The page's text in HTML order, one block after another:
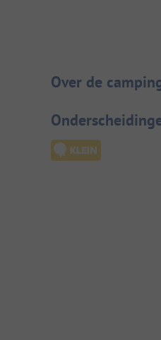
Camping
Over de